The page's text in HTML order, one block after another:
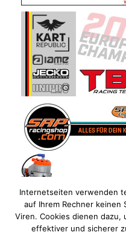
Internetseiten verwenden
auf Ihrem Rechner keinen
Viren. Cookies dienen
effektiver und sicherer